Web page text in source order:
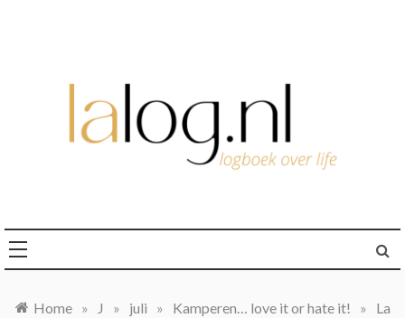
Home » J » juli » Kamperen… love it or hate it! »
La